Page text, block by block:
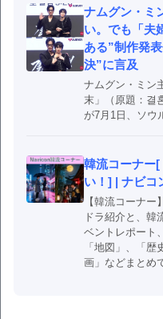
ナムグン・ミ
い。でも「夫
ある”制作発
決”に言及
ナムグン・ミン
末」（原題：결
が7月1日、ソウ
韓流コーナー[
い！] | ナビコ
【韓流コーナ
ドラ紹介と、韓
ベントレポート
「地図」、「
画」などまとめ